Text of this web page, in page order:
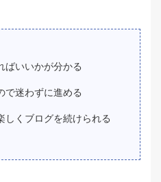
ばいいかが分かる
で迷わずに進める
しくブログを続けられる